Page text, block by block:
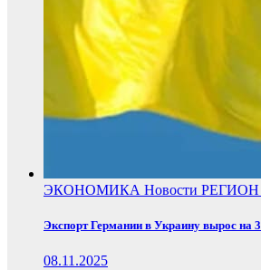
ЭКОНОМИКА Новости РЕГИОН
Экспорт Германии в Украину вырос на
08.11.2025